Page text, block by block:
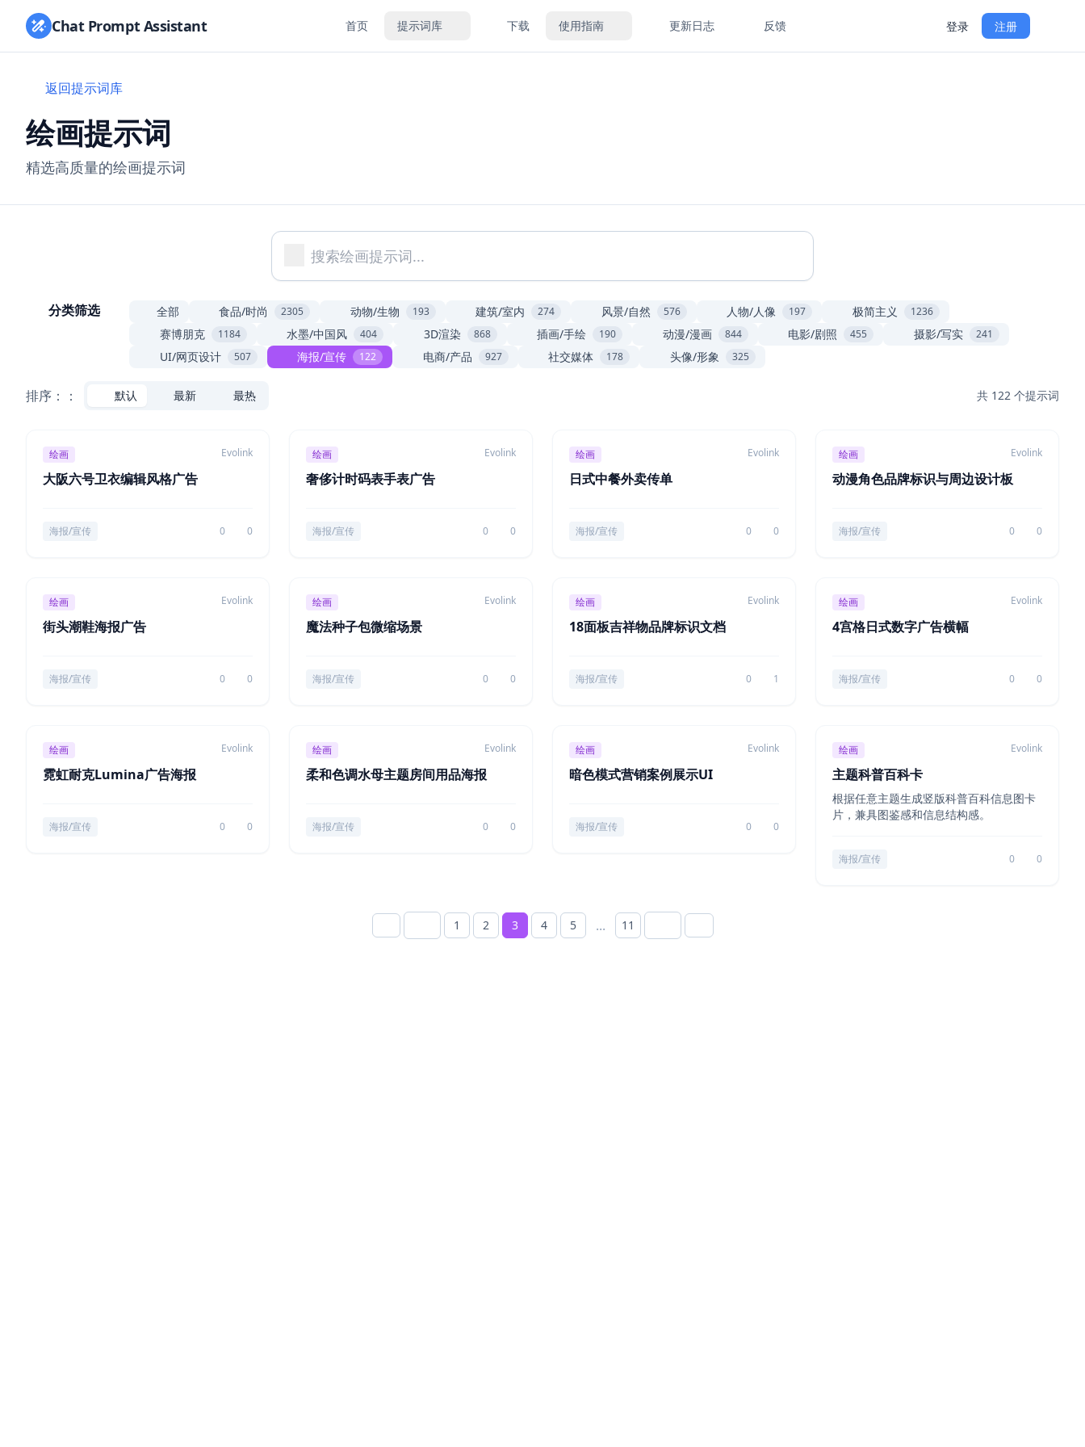
Chat Prompt Assistant 首页 提示词库 下载 使用指南 更新日志 反馈 切换语言
登录 注册
返回提示词库
绘画提示词
精选高质量的绘画提示词
分类筛选 全部 食品/时尚 2305 动物/生物 193 建筑/室内 274 风景/自然 576 人物/人像 197 极简主义 1236
赛博朋克 1184 水墨/中国风 404 3D渲染 868 插画/手绘 190 动漫/漫画 844 电影/剧照 455 摄影/写实 241
UI/网页设计 507 海报/宣传 122 电商/产品 927 社交媒体 178 头像/形象 325
排序：： 默认 最新 最热 共 122 个提示词
绘画 Evolink
大阪六号卫衣编辑风格广告
海报/宣传 0 0
绘画 Evolink
街头潮鞋海报广告
海报/宣传 0 0
绘画 Evolink
霓虹耐克Lumina广告海报
海报/宣传 0 0
绘画 Evolink
奢侈计时码表手表广告
海报/宣传 0 0
绘画 Evolink
魔法种子包微缩场景
海报/宣传 0 0
绘画 Evolink
柔和色调水母主题房间用品海报
海报/宣传 0 0
绘画 Evolink
日式中餐外卖传单
海报/宣传 0 0
绘画 Evolink
18面板吉祥物品牌标识文档
海报/宣传 0 1
绘画 Evolink
暗色模式营销案例展示UI
海报/宣传 0 0
绘画 Evolink
动漫角色品牌标识与周边设计板
海报/宣传 0 0
绘画 Evolink
4宫格日式数字广告横幅
海报/宣传 0 0
绘画 Evolink
主题科普百科卡
根据任意主题生成竖版科普百科信息图卡
片，兼具图鉴感和信息结构感。
海报/宣传 0 0
1 2 3 4 5 ... 11